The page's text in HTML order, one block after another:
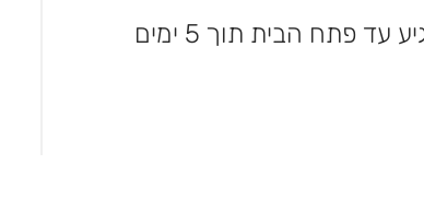
לא מחכים – המשלוח מגיע עד פתח הבית תוך 5 ימים